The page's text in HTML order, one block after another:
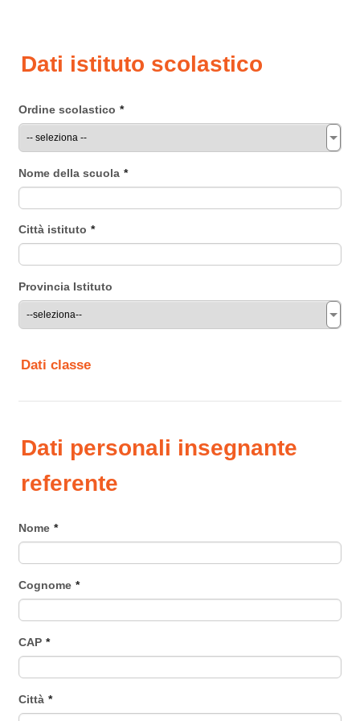
Dati istituto scolastico
Ordine scolastico *
Nome della scuola *
Città istituto *
Provincia Istituto
Dati classe
Dati personali insegnante
referente
Nome *
Cognome *
CAP *
Città *